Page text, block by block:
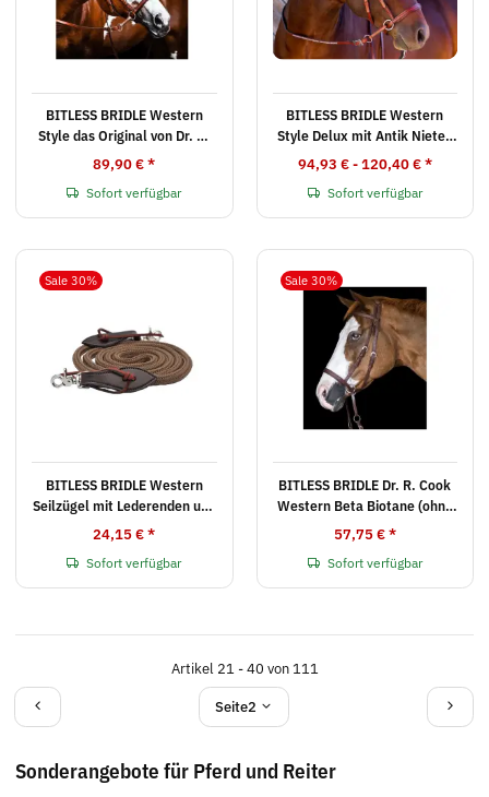
BITLESS BRIDLE Western
Style das Original von Dr. R.
Cook in verschiedenen Farben
89,90 €*
Sofort verfügbar
BITLESS BRIDLE Western
Style Delux mit Antik Nieten
das Original von Dr. R. Cook
in verschiedenen Farben
94,93 € -120,40 €*
Sofort verfügbar
Sale 30%
BITLESS BRIDLE Western
Seilzügel mit Lederenden und
Quick-Snaps (BB USA)
24,15 €*
Sofort verfügbar
Sale 30%
BITLESS BRIDLE Dr. R. Cook
Western Beta Biotane (ohne
Zügel)
57,75 €*
Sofort verfügbar
Artikel 21 - 40 von 111
Seite2
Sonderangebote für Pferd und Reiter